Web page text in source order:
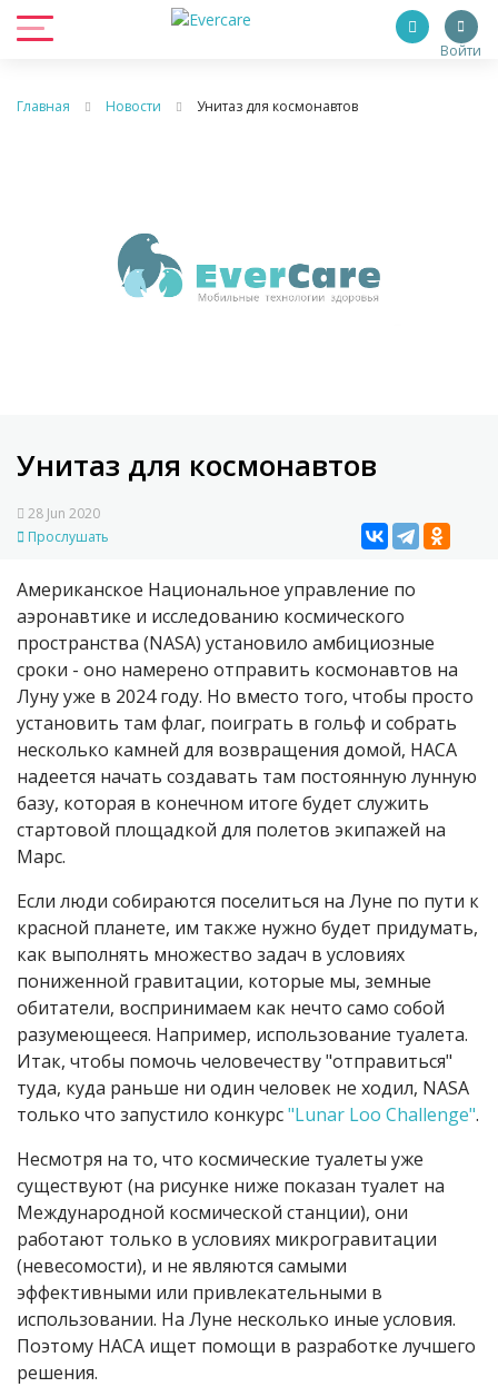
Войти
Главная Новости Унитаз для космонавтов
Унитаз для космонавтов
28 Jun 2020
Прослушать
Американское Национальное управление по
аэронавтике и исследованию космического
пространства (NASA) установило амбициозные
сроки - оно намерено отправить космонавтов на
Луну уже в 2024 году. Но вместо того, чтобы просто
установить там флаг, поиграть в гольф и собрать
несколько камней для возвращения домой, НАСА
надеется начать создавать там постоянную лунную
базу, которая в конечном итоге будет служить
стартовой площадкой для полетов экипажей на
Марс.
Если люди собираются поселиться на Луне по пути к
красной планете, им также нужно будет придумать,
как выполнять множество задач в условиях
пониженной гравитации, которые мы, земные
обитатели, воспринимаем как нечто само собой
разумеющееся. Например, использование туалета.
Итак, чтобы помочь человечеству "отправиться"
туда, куда раньше ни один человек не ходил, NASA
только что запустило конкурс"Lunar Loo Challenge".
Несмотря на то, что космические туалеты уже
существуют (на рисунке ниже показан туалет на
Международной космической станции), они
работают только в условиях микрогравитации
(невесомости), и не являются самыми
эффективными или привлекательными в
использовании. На Луне несколько иные условия.
Поэтому НАСА ищет помощи в разработке лучшего
решения.